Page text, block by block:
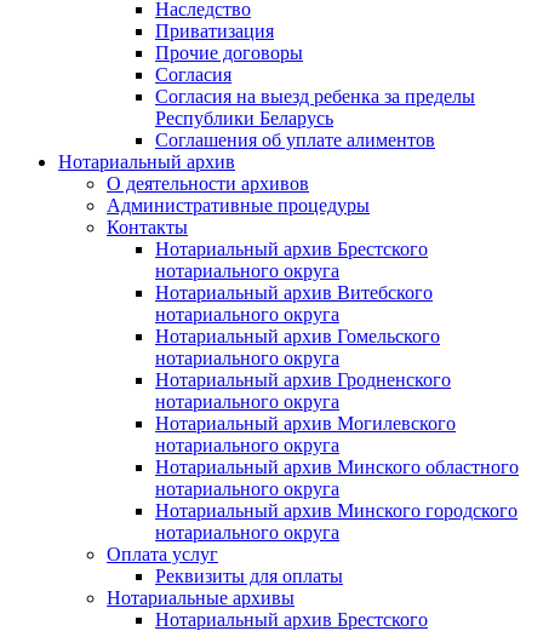
Наследство
Приватизация
Прочие договоры
Согласия
Согласия на выезд ребенка за пределы
Республики Беларусь
Соглашения об уплате алиментов
Нотариальный архив
О деятельности архивов
Административные процедуры
Контакты
Нотариальный архив Брестского
нотариального округа
Нотариальный архив Витебского
нотариального округа
Нотариальный архив Гомельского
нотариального округа
Нотариальный архив Гродненского
нотариального округа
Нотариальный архив Могилевского
нотариального округа
Нотариальный архив Минского областного
нотариального округа
Нотариальный архив Минского городского
нотариального округа
Оплата услуг
Реквизиты для оплаты
Нотариальные архивы
Нотариальный архив Брестского